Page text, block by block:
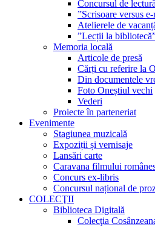
Concursul de lectură
”Scrisoare versus
Atelierele de
”Lecții la
Memoria locală
Articole de presă
Cărți cu referire la
Din documentele
Foto Oneștiul vechi
Vederi
Proiecte în parteneriat
Evenimente
Stagiunea muzicală
Expoziții și vernisaje
Lansări carte
Caravana filmului
Concurs ex-libris
Concursul național de
COLECŢII
Biblioteca Digitală
Colecţia